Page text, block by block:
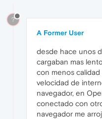
?
A Former User
desde hace unos
cargaban mas
con menos
velocidad de
navegador, en
conectado con
navegador me